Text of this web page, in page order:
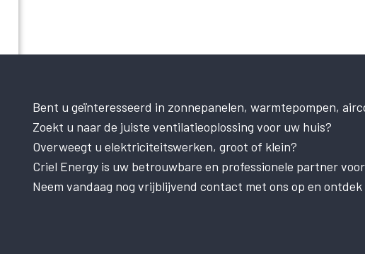
Bent u geïnteresseerd in zonnepanelen, warmtepompen,
Zoekt u naar de juiste ventilatieoplossing voor uw huis?
Overweegt u elektriciteitswerken, groot of klein?
Criel Energy is uw betrouwbare en professionele partner
Neem vandaag nog vrijblijvend contact met ons op en